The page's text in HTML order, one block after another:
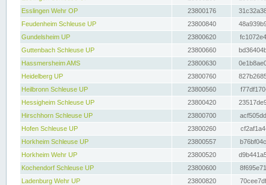
Esslingen Wehr OP
23800176
Feudenheim Schleuse UP
23800840
Gundelsheim UP
23800620
Guttenbach Schleuse UP
23800660
Hassmersheim AMS
23800630
Heidelberg UP
23800760
Heilbronn Schleuse UP
23800560
Hessigheim Schleuse UP
23800420
Hirschhorn Schleuse UP
23800700
Hofen Schleuse UP
23800260
Horkheim Schleuse UP
23800557
Horkheim Wehr UP
23800520
Kochendorf Schleuse UP
23800600
Ladenburg Wehr UP
23800820